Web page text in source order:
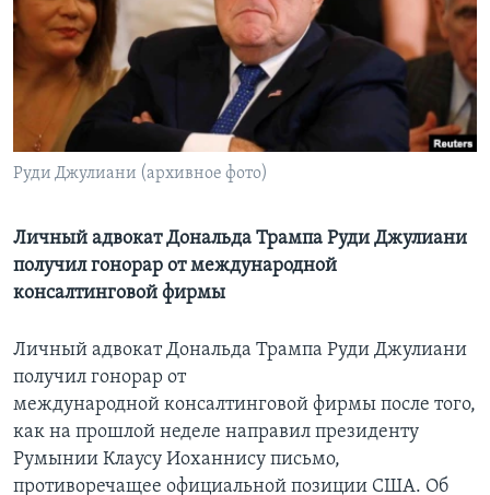
Learning English
СОЦИАЛЬНЫЕ СЕТИ
Руди Джулиани (архивное фото)
Личный адвокат Дональда Трампа Руди Джулиани
получил гонорар от международной
консалтинговой фирмы
Личный адвокат Дональда Трампа Руди Джулиани
получил гонорар от
международной консалтинговой фирмы после того,
как на прошлой неделе направил президенту
Румынии Клаусу Иоханнису письмо,
противоречащее официальной позиции США. Об